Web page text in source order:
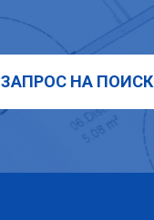
ЗАПРОС НА ПОИСК